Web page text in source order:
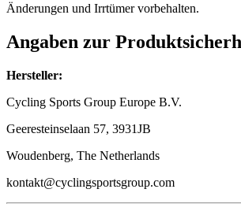
Änderungen und Irrtümer vorbehalten.
Angaben zur
Hersteller:
Cycling Sports Group Europe B.V.
Geeresteinselaan 57, 3931JB
Woudenberg, The Netherlands
kontakt@cyclingsportsgroup.com